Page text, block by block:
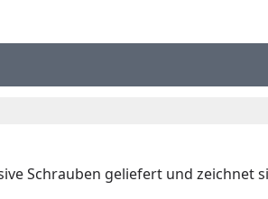
Schrauben geliefert und zeichnet